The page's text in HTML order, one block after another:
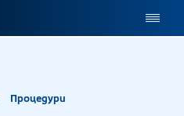
Процедури